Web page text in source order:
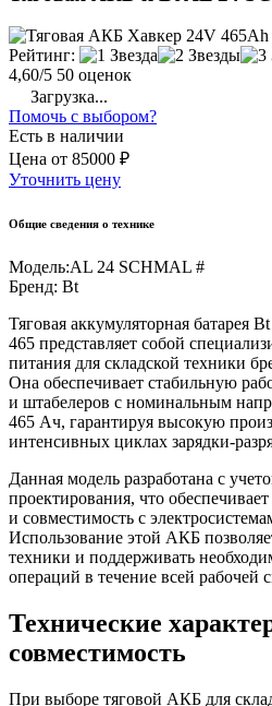
Рейтинг:
4,60/5 50 оценок
Загрузка...
Помочь с выбором?
Есть в наличии
Цена от 85000 ₽
Уточнить цену
Общие сведения о технике
Модель:AL 24 SCHMAL #
Бренд: Bt
Тяговая аккумуляторная батарея
465 представляет собой
питания для складской техники
Она обеспечивает стабильную
и штабелеров с номинальным
465 Ач, гарантируя высокую
интенсивных циклах зарядки-
Данная модель разработана с
проектирования, что
и совместимость с
Использование этой АКБ
техники и поддерживать
операций в течение всей рабочей
Технические
совместимость
При выборе тяговой АКБ для